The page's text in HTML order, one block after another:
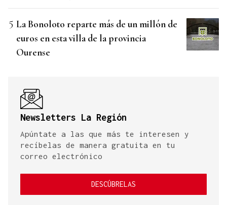
La Bonoloto reparte más de un millón de
euros en esta villa de la provincia
Ourense
Newsletters La Región
Apúntate a las que más te interesen y
recíbelas de manera gratuita en tu
correo electrónico
DESCÚBRELAS